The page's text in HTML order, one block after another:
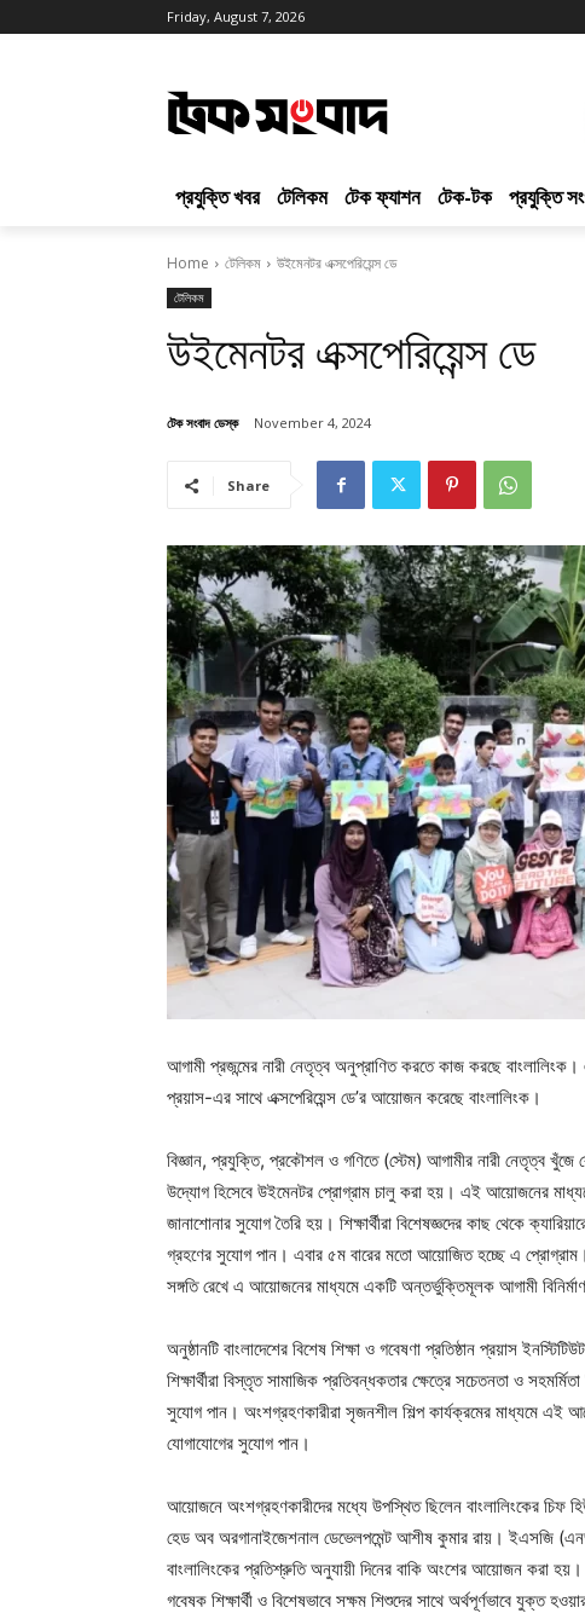
Friday, August 7, 2026
প্রযুক্তি খবর টেলিকম টেক ফ্যাশন টেক-টক প্রযুক্তি
Home টেলিকম উইমেনটর এক্সপেরিয়েন্স ডে
টেলিকম
উইমেনটর এক্সপেরিয়েন্স ডে
টেক সংবাদ ডেস্ক November 4, 2024
Share
আগামী প্রজন্মের নারী নেতৃত্ব অনুপ্রাণিত করতে কাজ করছে
প্রয়াস-এর সাথে এক্সপেরিয়েন্স ডে’র আয়োজন করেছে বাংলালিংক।
বিজ্ঞান, প্রযুক্তি, প্রকৌশল ও গণিতে (স্টেম) আগামীর নারী নেতৃত্ব খুঁজে
উদ্যোগ হিসেবে উইমেনটর প্রোগ্রাম চালু করা হয়। এই আয়োজনের মাধ্যমে
জানাশোনার সুযোগ তৈরি হয়। শিক্ষার্থীরা বিশেষজ্ঞদের কাছ থেকে
গ্রহণের সুযোগ পান। এবার ৫ম বারের মতো আয়োজিত হচ্ছে এ
সঙ্গতি রেখে এ আয়োজনের মাধ্যমে একটি অন্তর্ভুক্তিমূলক আগামী
অনুষ্ঠানটি বাংলাদেশের বিশেষ শিক্ষা ও গবেষণা প্রতিষ্ঠান প্রয়াস
শিক্ষার্থীরা বিস্তৃত সামাজিক প্রতিবন্ধকতার ক্ষেত্রে সচেতনতা ও
সুযোগ পান। অংশগ্রহণকারীরা সৃজনশীল শিল্প কার্যক্রমের মাধ্যমে এই
যোগাযোগের সুযোগ পান।
আয়োজনে অংশগ্রহণকারীদের মধ্যে উপস্থিত ছিলেন বাংলালিংকের চিফ
হেড অব অরগানাইজেশনাল ডেভেলপমেন্ট আশীষ কুমার রায়। ইএসজি
বাংলালিংকের প্রতিশ্রুতি অনুযায়ী দিনের বাকি অংশের আয়োজন করা
গবেষক শিক্ষার্থী ও বিশেষভাবে সক্ষম শিশুদের সাথে অর্থপূর্ণভাবে যুক্ত